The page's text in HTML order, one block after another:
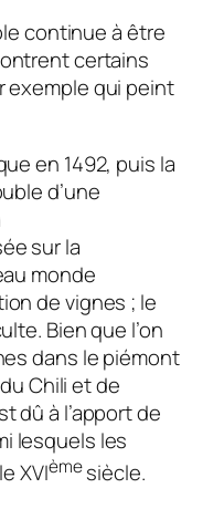
continue à être
certains
exemple qui peint
en 1492, puis la
d’une
sur la
monde
de vignes ; le
Bien que l’on
dans le piémont
Chili et de
dû à l’apport de
lesquels les
XVIèmesiècle.